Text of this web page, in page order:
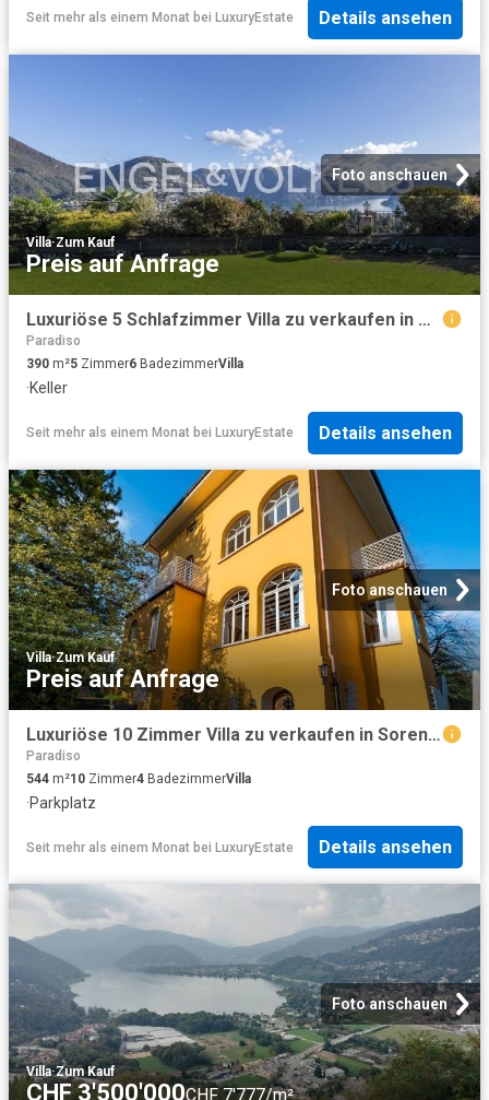
Seit mehr als einem Monat bei LuxuryEstate Details ansehen
Foto anschauen
Villa·Zum Kauf
Preis auf Anfrage
Luxuriöse 5 Schlafzimmer Villa zu verkaufen in Porza, Tessin
Paradiso
390 m²5 Zimmer6 BadezimmerVilla
·Keller
Seit mehr als einem Monat bei LuxuryEstate Details ansehen
Foto anschauen
Villa·Zum Kauf
Preis auf Anfrage
Luxuriöse 10 Zimmer Villa zu verkaufen in Sorengo, Tessin
Paradiso
544 m²10 Zimmer4 BadezimmerVilla
·Parkplatz
Seit mehr als einem Monat bei LuxuryEstate Details ansehen
Foto anschauen
Villa·Zum Kauf
CHF 3'500'000CHF 7'777/m²